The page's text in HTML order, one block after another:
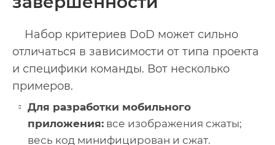
Набор критериев DoD может сильно
отличаться в зависимости от типа проекта
и специфики команды. Вот несколько
примеров.
Для разработки мобильного
приложения: все изображения сжаты;
весь код минифицирован и сжат.